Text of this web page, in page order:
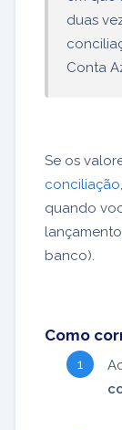
duas
Conta
Se os
conciliação
quando
banco).
Como